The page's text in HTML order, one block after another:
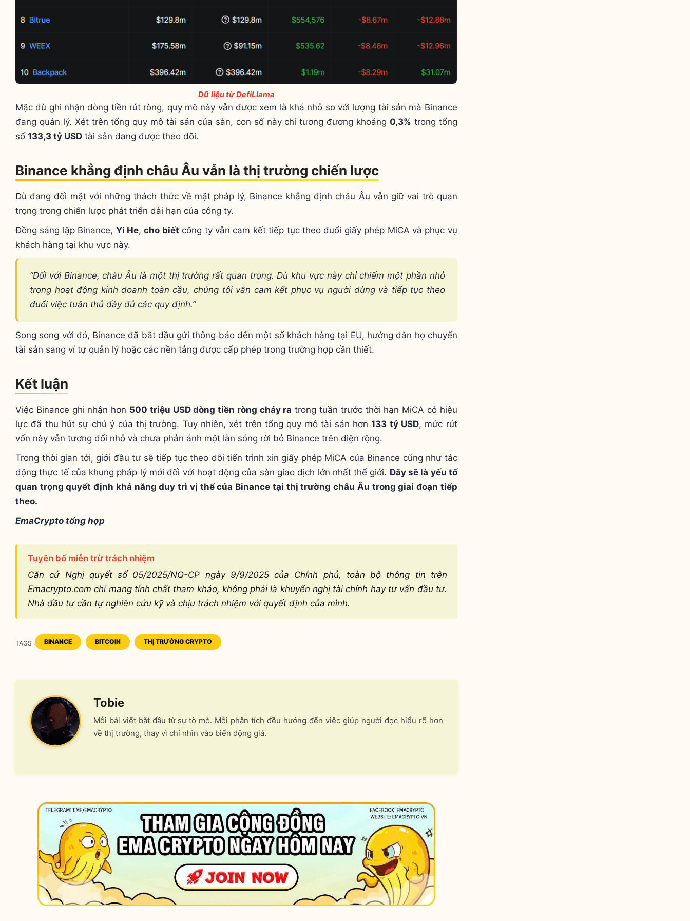
Dữ liệu từ DefiLlama
Mặc dù ghi nhận dòng tiền rút ròng, quy mô này vẫn được xem là khá nhỏ so với lượng tài sản mà Binance
đang quản lý. Xét trên tổng quy mô tài sản của sàn, con số này chỉ tương đương khoảng0,3% trong tổng
số 133,3 tỷ USD tài sản đang được theo dõi.
Binance khẳng định châu Âu vẫn là thị trường chiến lược
Dù đang đối mặt với những thách thức về mặt pháp lý, Binance khẳng định châu Âu vẫn giữ vai trò quan
trọng trong chiến lược phát triển dài hạn của công ty.
Đồng sáng lập Binance, Yi He,cho biết công ty vẫn cam kết tiếp tục theo đuổi giấy phép MiCA và phục vụ
khách hàng tại khu vực này.
“Đối với Binance, châu Âu là một thị trường rất quan trọng. Dù khu vực này chỉ chiếm một phần nhỏ
trong hoạt động kinh doanh toàn cầu, chúng tôi vẫn cam kết phục vụ người dùng và tiếp tục theo
đuổi việc tuân thủ đầy đủ các quy định.”
Song song với đó, Binance đã bắt đầu gửi thông báo đến một số khách hàng tại EU, hướng dẫn họ chuyển
tài sản sang ví tự quản lý hoặc các nền tảng được cấp phép trong trường hợp cần thiết.
Kết luận
Việc Binance ghi nhận hơn 500 triệu USD dòng tiền ròng chảy ra trong tuần trước thời hạn MiCA có hiệu
lực đã thu hút sự chú ý của thị trường. Tuy nhiên, xét trên tổng quy mô tài sản hơn133 tỷ USD, mức rút
vốn này vẫn tương đối nhỏ và chưa phản ánh một làn sóng rời bỏ Binance trên diện rộng.
Trong thời gian tới, giới đầu tư sẽ tiếp tục theo dõi tiến trình xin giấy phép MiCA của Binance cũng như tác
động thực tế của khung pháp lý mới đối với hoạt động của sàn giao dịch lớn nhất thế giới.Đây sẽ là yếu tố
quan trọng quyết định khả năng duy trì vị thế của Binance tại thị trường châu Âu trong giai đoạn tiếp
theo.
EmaCrypto tổng hợp
Tuyên bố miễn trừ trách nhiệm
Căn cứ Nghị quyết số 05/2025/NQ-CP ngày 9/9/2025 của Chính phủ, toàn bộ thông tin trên
Emacrypto.com chỉ mang tính chất tham khảo, không phải là khuyến nghị tài chính hay tư vấn đầu tư.
Nhà đầu tư cần tự nghiên cứu kỹ và chịu trách nhiệm với quyết định của mình.
TAGS :
TAGS
BINANCE BITCOIN THỊ TRƯỜNG CRYPTO
Tobie
Mỗi bài viết bắt đầu từ sự tò mò. Mỗi phân tích đều hướng đến việc giúp người đọc hiểu rõ hơn
về thị trường, thay vì chỉ nhìn vào biến động giá.